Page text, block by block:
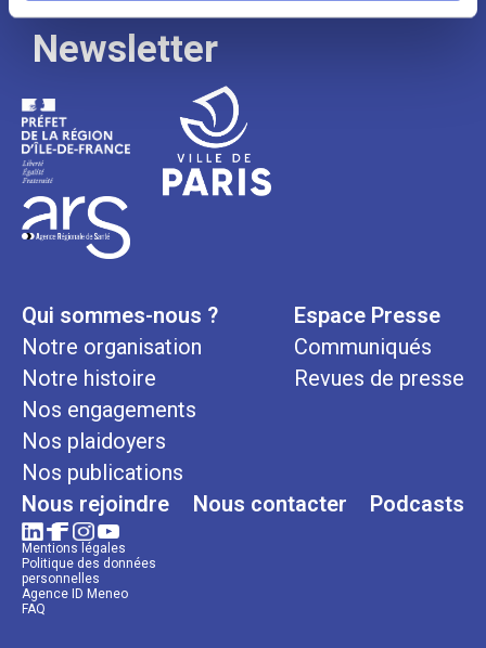
Newsletter
Qui sommes-nous ?
Notre organisation
Notre histoire
Nos engagements
Nos plaidoyers
Nos publications
Espace Presse
Communiqués
Revues de presse
Nous rejoindre Nous contacter Podcasts
Mentions légales
Politique des données
personnelles
Agence ID Meneo
FAQ